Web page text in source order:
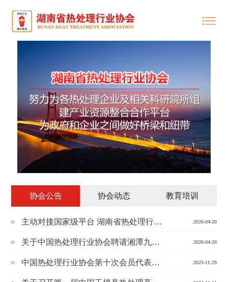
协会公告 协会动态 教育培训
主动对接国家级平台 湖南省热处理行业协会率队赴京参展交流 2026-04-20
关于中国热处理行业协会聘请湘潭九华热处理股份公司为常务理 2026-04-20
中国热处理行业协会第十次会员代表大会暨2025中国热处理行业厂 2025-11-29